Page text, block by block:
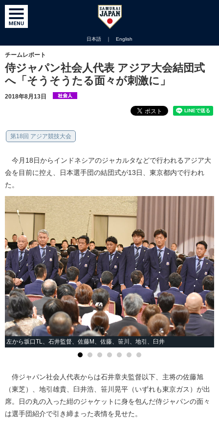
日本語 ｜ English
チームレポート
侍ジャパン社会人代表 アジア大会結団式
へ「そうそうたる面々が刺激に」
2018年8月13日
第18回 アジア競技大会
今月18日からインドネシアのジャカルタなどで行われるアジア大
会を目前に控え、日本選手団の結団式が13日、東京都内で行われ
た。
左から坂口TL、石井監督、佐藤M、佐藤、笹川、地引、臼井
侍ジャパン社会人代表からは石井章夫監督以下、主将の佐藤旭
（東芝）、地引雄貴、臼井浩、笹川晃平（いずれも東京ガス）が出
席。日の丸の入った紺のジャケットに身を包んだ侍ジャパンの面々
は選手団紹介で引き締まった表情を見せた。